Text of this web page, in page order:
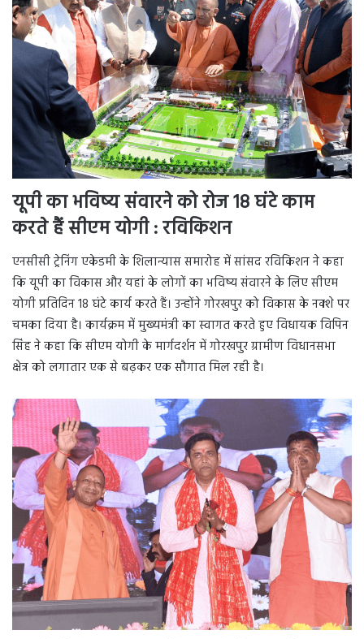
यूपी का भविष्य संवारने को रोज18 घंटे काम
करते हैं सीएम योगी : रविकिशन
एनसीसी ट्रेनिंग एकेडमी के शिलान्यास समारोह में सांसद रविकिशन ने कहा
कि यूपी का विकास और यहां के लोगों का भविष्य संवारने के लिए सीएम
योगी प्रतिदिन 18 घंटे कार्य करते हैं। उन्होंने गोरखपुर को विकास के नक्शे पर
चमका दिया है। कार्यक्रम में मुख्यमंत्री का स्वागत करते हुए विधायक विपिन
सिंह ने कहा कि सीएम योगी के मार्गदर्शन में गोरखपुर ग्रामीण विधानसभा
क्षेत्र को लगातार एक से बढ़कर एक सौगात मिल रही है।